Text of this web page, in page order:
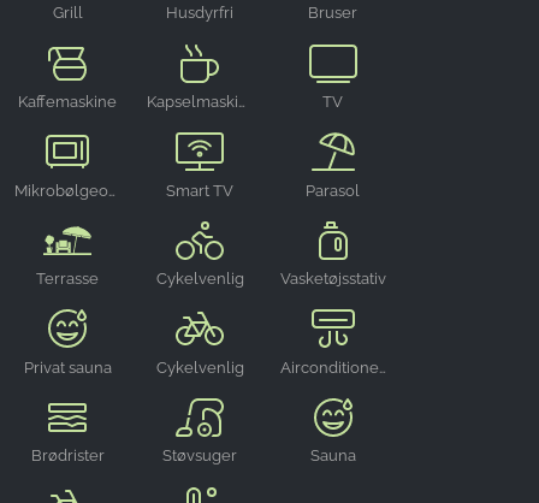
Grill Husdyrfri Bruser
Kaffemaskine TV
Smart TV Parasol
Terrasse Cykelvenlig Vasketøjsstativ
Privat sauna Cykelvenlig Airconditionering
Brødrister Støvsuger Sauna